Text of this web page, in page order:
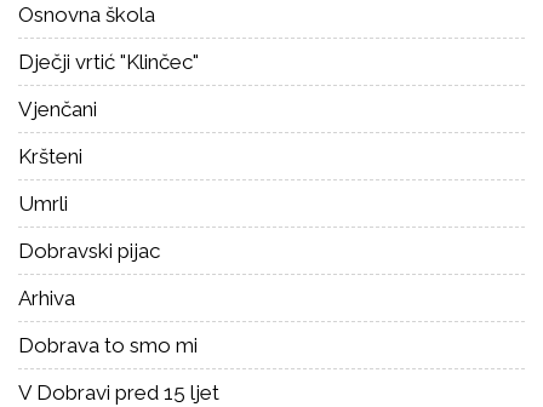
Osnovna škola
Dječji vrtić "Klinčec"
Vjenčani
Kršteni
Umrli
Dobravski pijac
Arhiva
Dobrava to smo mi
V Dobravi pred 15 ljet